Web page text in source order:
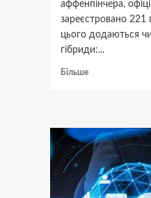
аффенпінчера,
зареєстровано
цього додаються
гібриди:...
БільшеДокладніше
топ
порід
найрозумніших
собак